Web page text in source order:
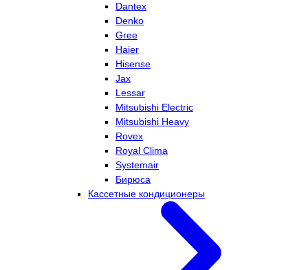
Dantex
Denko
Gree
Haier
Hisense
Jax
Lessar
Mitsubishi Electric
Mitsubishi Heavy
Rovex
Royal Clima
Systemair
Бирюса
Кассетные кондиционеры